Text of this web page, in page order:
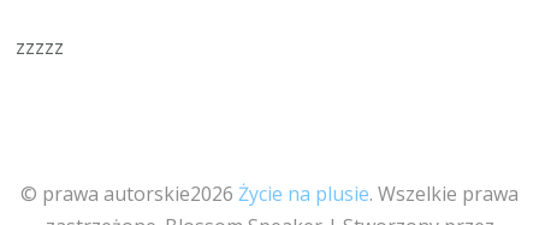
zzzzz
© prawa autorskie2026 Życie na plusie. Wszelkie prawa